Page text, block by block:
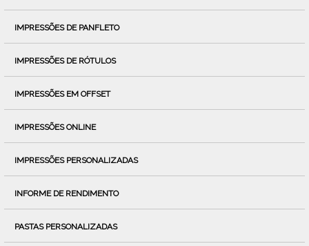
IMPRESSÕES DE PANFLETO
IMPRESSÕES DE RÓTULOS
IMPRESSÕES EM OFFSET
IMPRESSÕES ONLINE
IMPRESSÕES PERSONALIZADAS
INFORME DE RENDIMENTO
PASTAS PERSONALIZADAS